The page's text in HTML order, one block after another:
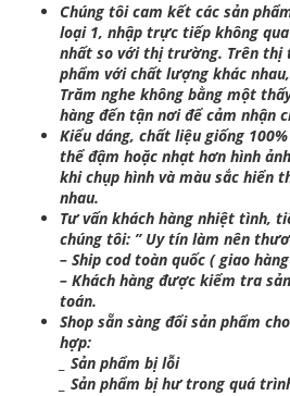
Chúng tôi cam kết các sản
loại 1, nhập trực tiếp không
nhất so với thị trường. Trên thị
phẩm với chất lượng khác
Trăm nghe không bằng một
hàng đến tận nơi để cảm nhận
Kiểu dáng, chất liệu giống
thể đậm hoặc nhạt hơn hình
khi chụp hình và màu sắc hiển
nhau.
Tư vấn khách hàng nhiệt tình,
chúng tôi: ” Uy tín làm nên
– Ship cod toàn quốc ( giao
– Khách hàng được kiểm tra
toán.
Shop sẵn sàng đổi sản phẩm
hợp:
_ Sản phẩm bị lỗi
_ Sản phẩm bị hư trong quá